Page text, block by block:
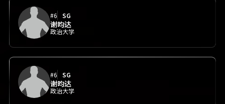
#6 SG
谢昀达
政治大学
#6 SG
谢昀达
政治大学